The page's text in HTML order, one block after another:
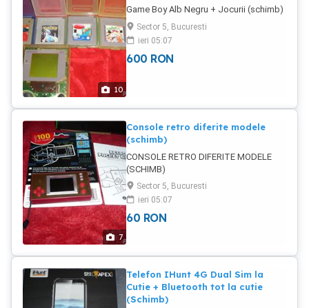
10
Game Boy Alb Negru + Jocurii (schimb)
Sector 5, Bucuresti
ieri 05:07
600 RON
7
Console retro diferite modele
(schimb)
CONSOLE RETRO DIFERITE MODELE
(SCHIMB)
Sector 5, Bucuresti
ieri 05:07
60 RON
Telefon IHunt 4G Dual Sim la
Cutie + Bluetooth tot la cutie
(Schimb)